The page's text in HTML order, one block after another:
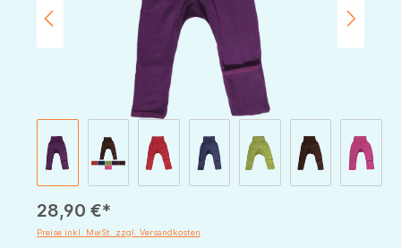
28,90 €*
Preise inkl. MwSt. zzgl. Versandkosten